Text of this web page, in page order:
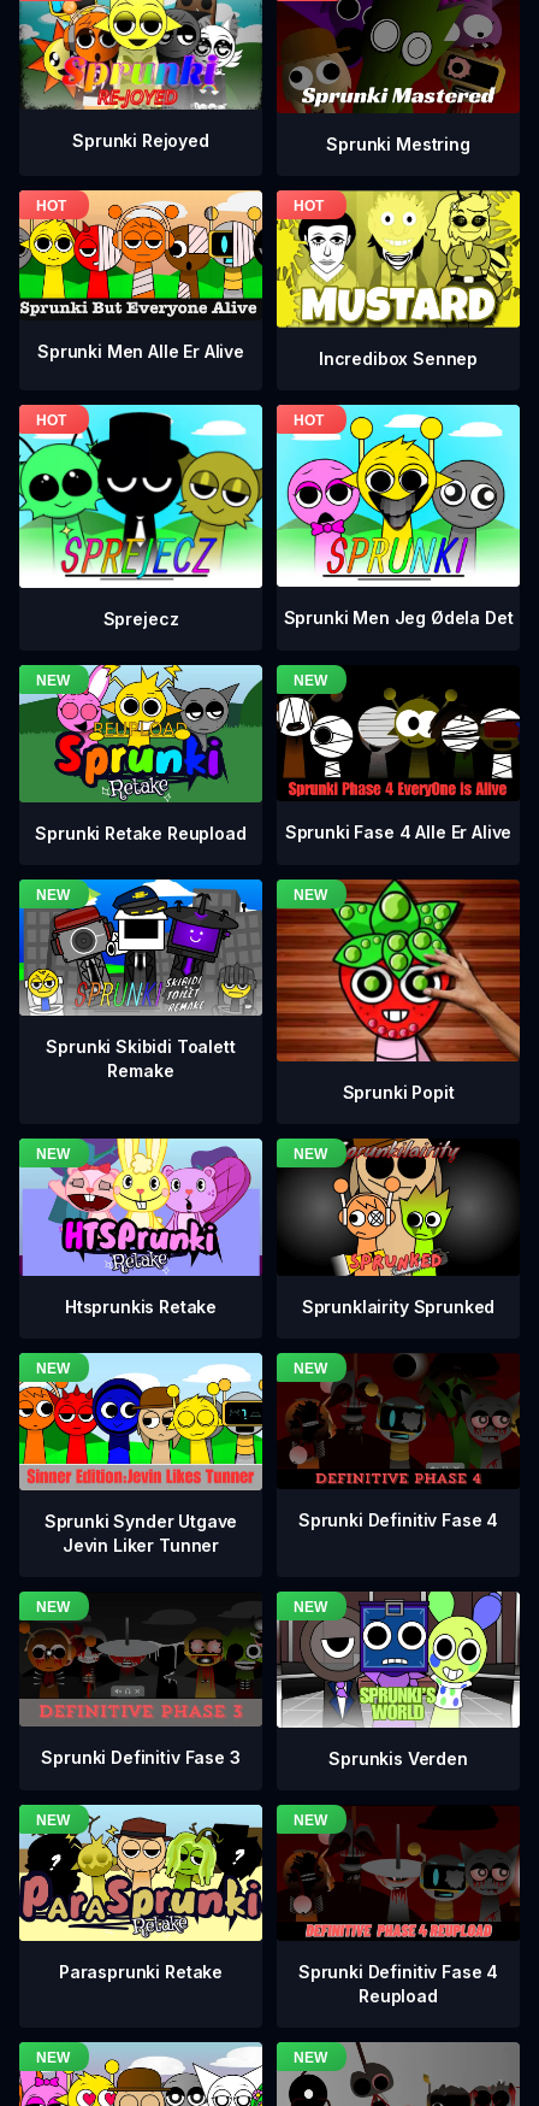
Sprunki Rejoyed Sprunki Mestring
Sprunki Men Alle Er Alive Incredibox Sennep
Sprejecz Sprunki Men Jeg Ødela Det
Sprunki Retake Reupload Sprunki Fase 4 Alle Er Alive
Sprunki Skibidi Toalett
Remake
Sprunki Popit
Htsprunkis Retake Sprunklairity Sprunked
Sprunki Synder Utgave
Jevin Liker Tunner
Sprunki Definitiv Fase 4
Sprunki Definitiv Fase 3 Sprunkis Verden
Parasprunki Retake
Sprunki Definitiv Fase 4
Reupload